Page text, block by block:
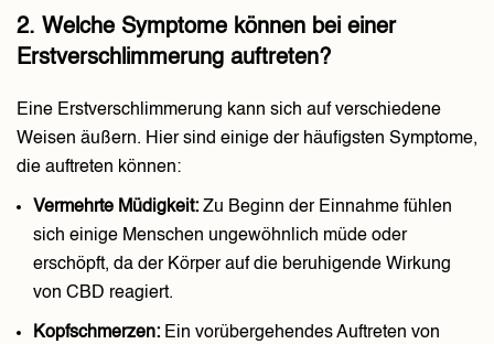
2. Welche Symptome können bei einer
Erstverschlimmerung auftreten?
Eine Erstverschlimmerung kann sich auf verschiedene
Weisen äußern. Hier sind einige der häufigsten Symptome,
die auftreten können:
Vermehrte Müdigkeit: Zu Beginn der Einnahme fühlen
sich einige Menschen ungewöhnlich müde oder
erschöpft, da der Körper auf die beruhigende Wirkung
von CBD reagiert.
Kopfschmerzen: Ein vorübergehendes Auftreten von